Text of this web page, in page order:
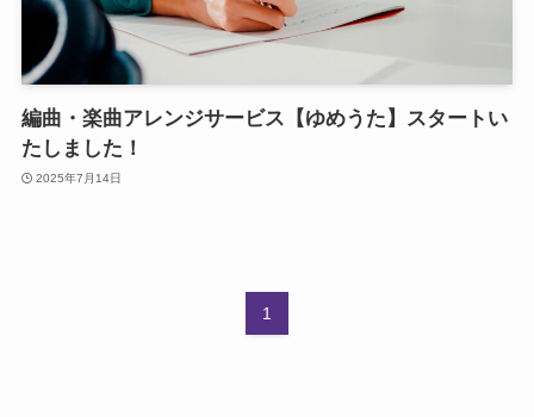
編曲・楽曲アレンジサービス【ゆめうた】スタートい
たしました！
2025年7月14日
1